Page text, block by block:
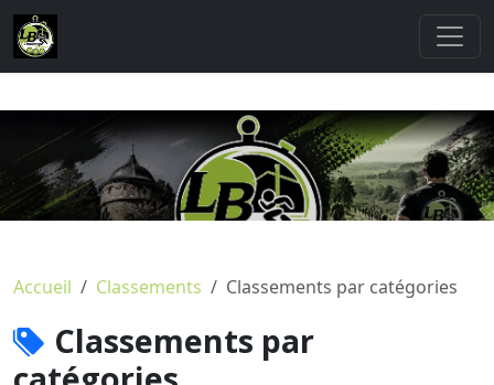
Accueil Classements Classements par catégories
Classements par